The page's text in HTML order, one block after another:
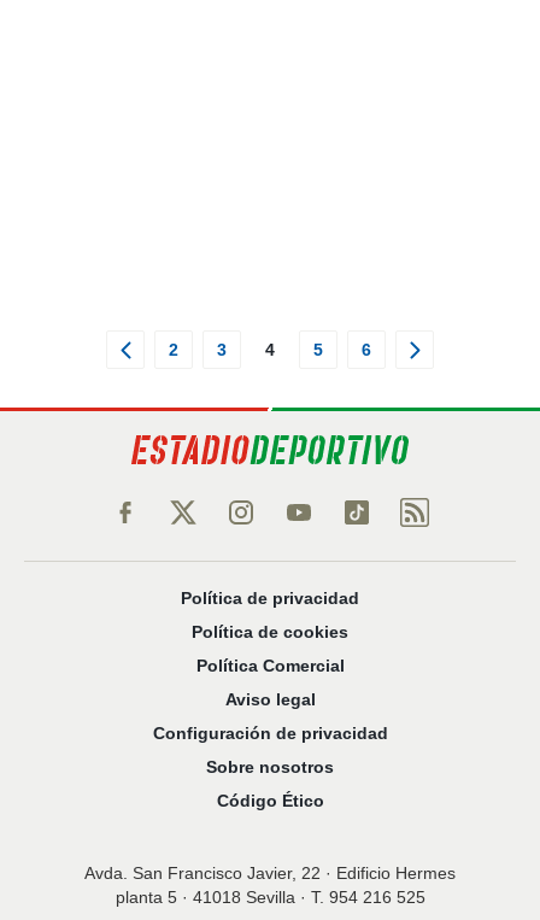
2 3 4 5 6
Política de privacidad
Política de cookies
Política Comercial
Aviso legal
Configuración de privacidad
Sobre nosotros
Código Ético
Avda. San Francisco Javier, 22 · Edificio Hermes
planta 5 · 41018 Sevilla · T. 954 216 525